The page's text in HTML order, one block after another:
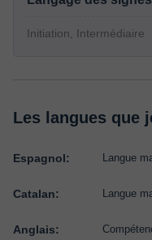
Initiation, Intermédiaire
Les langues que
Espagnol: Langue
Catalan: Langue
Anglais: